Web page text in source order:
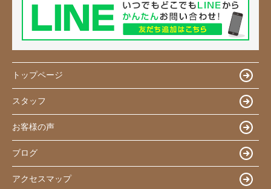
トップページ
スタッフ
お客様の声
ブログ
アクセスマップ